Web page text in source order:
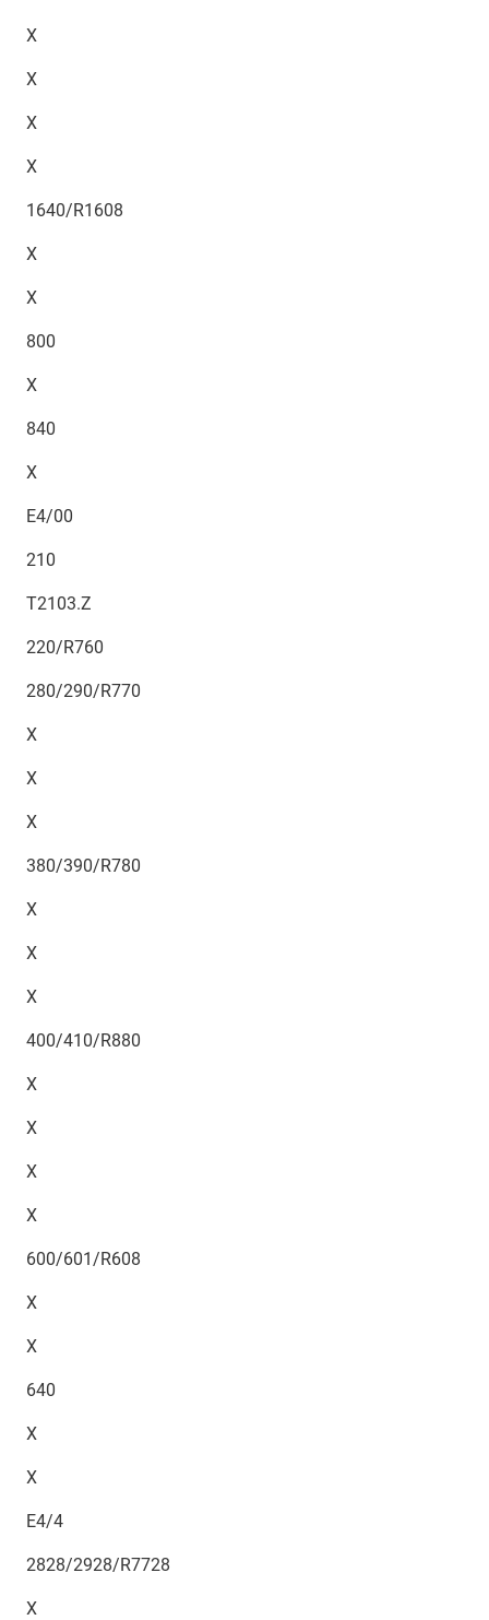
X
X
X
X
1640/R1608
X
X
800
X
840
X
E4/00
210
T2103.Z
220/R760
280/290/R770
X
X
X
380/390/R780
X
X
X
400/410/R880
X
X
X
X
600/601/R608
X
X
640
X
X
E4/4
2828/2928/R7728
X